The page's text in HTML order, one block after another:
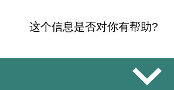
这个信息是否对你有帮助?